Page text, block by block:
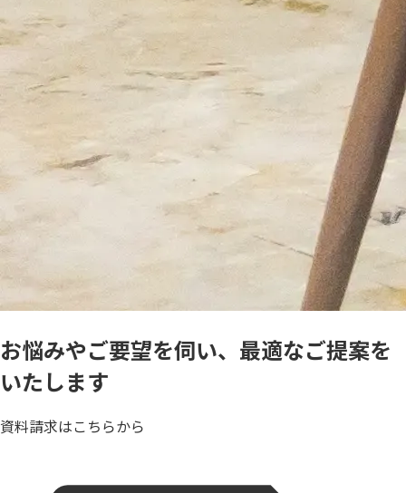
お悩みやご要望を伺い、最適なご提案を
いたします
資料請求はこちらから